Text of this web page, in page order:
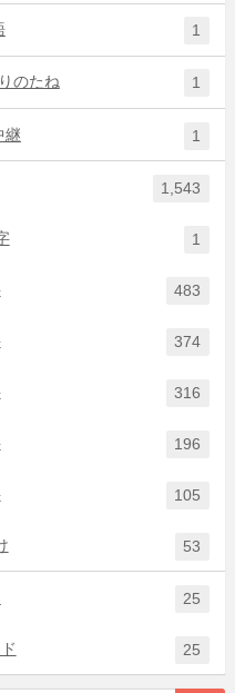
1
のたね 1
継 1
1,543
1
483
374
316
196
105
53
25
25